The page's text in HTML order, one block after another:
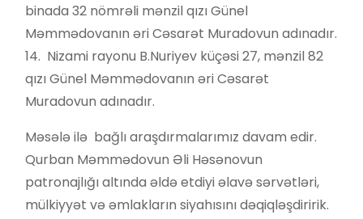
binada 32 nömrəli mənzil qızı Günel
Məmmədovanın əri Cəsarət Muradovun adınadır.
14. Nizami rayonu B.Nuriyev küçəsi 27, mənzil 82
qızı Günel Məmmədovanın əri Cəsarət
Muradovun adınadır.
Məsələ ilə bağlı araşdırmalarımız davam edir.
Qurban Məmmədovun Əli Həsənovun
patronajlığı altında əldə etdiyi əlavə sərvətləri,
mülkiyyət və əmlakların siyahısını dəqiqləşdiririk.